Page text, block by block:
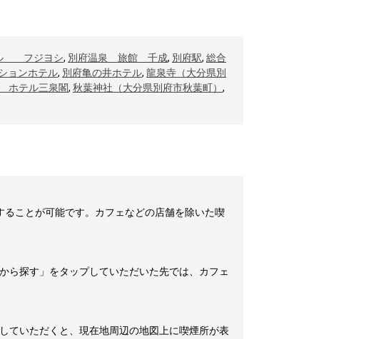
フジヨシ, 別府温泉 旅館 千成, 別府駅, 総合
ョンホテル, 別府亀の井ホテル, 龍泉寺（大分県別
ホテル三泉閣, 秋葉神社（大分県別府市秋葉町） ,
ことが可能です。カフェなどの店舗を除いた喫
ら探す」をタップしていただいた先では、カフェ
ていただくと、現在地周辺の地図上に喫煙所が表